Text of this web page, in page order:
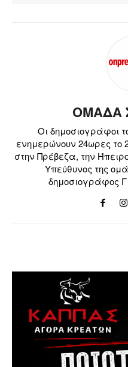
ΟΜΑΔΑ
Οι δημοσιογράφοι
ενημερώνουν 24ωρες το
στην Πρέβεζα, την
Υπεύθυνος της
δημοσιογράφος